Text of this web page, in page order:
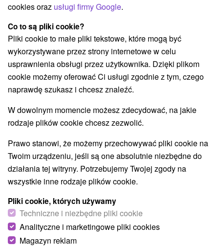
Wszystkie kategorie
Hotele na Slovacji
Apartmány(281) Chaty na prenájom
Drevenice(463) Kempy(6) Motely(1) Penzióny
Priváty(128) Ubytovne(16)
Wybierz lokalizację lub datę
Wsie i miasta
Zuberec(116) Terchová(105) Pokaż wszystko
NAJTAŃSZE NAJDROŻSZE NA PODSTAWIE OCENY
cookies oraz usługi firmy Google.
Co to są pliki cookie?
Pliki cookie to małe pliki tekstowe, które mogą być
wykorzystywane przez strony internetowe w celu
usprawnienia obsługi przez użytkownika. Dzięki plikom
cookie możemy oferować Ci usługi zgodnie z tym, czego
naprawdę szukasz i chcesz znaleźć.
W dowolnym momencie możesz zdecydować, na jakie
rodzaje plików cookie chcesz zezwolić.
Prawo stanowi, że możemy przechowywać pliki cookie na
Twoim urządzeniu, jeśli są one absolutnie niezbędne do
działania tej witryny. Potrzebujemy Twojej zgody na
wszystkie inne rodzaje plików cookie.
Pliki cookie, których używamy
Techniczne i niezbędne pliki cookie
Analityczne i marketingowe pliki cookies
Magazyn reklam